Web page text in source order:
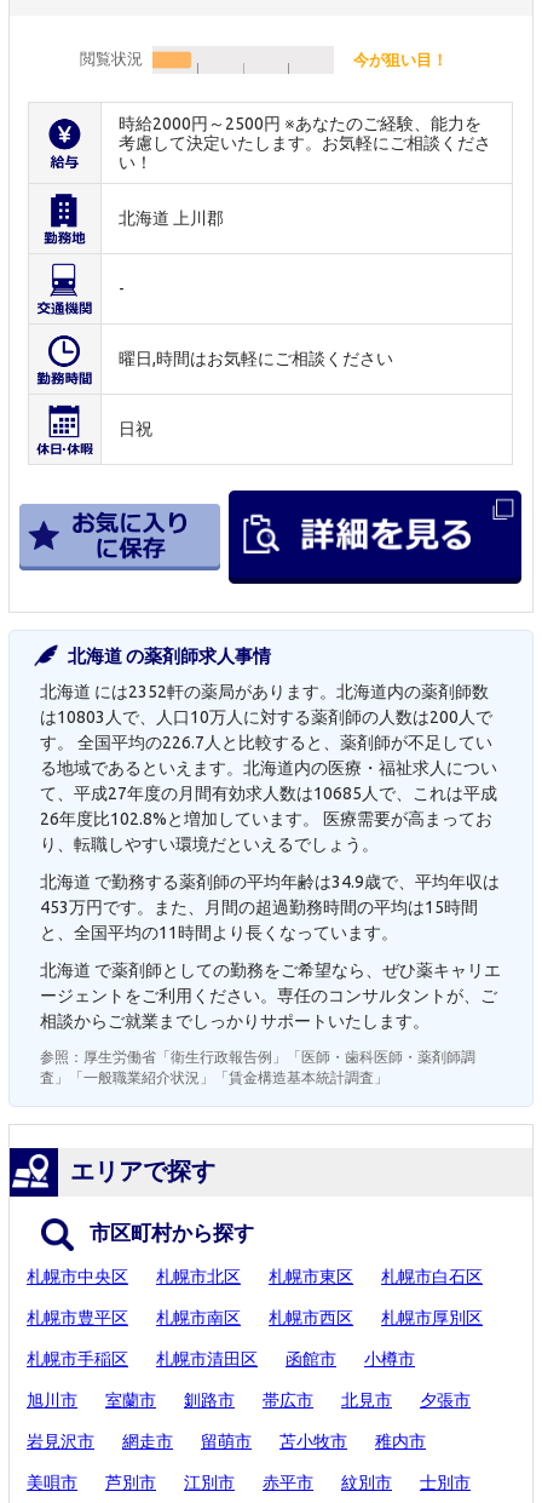
閲覧状況 今が狙い目！
時給2000円～2500円 ※あなたのご経験、能力を
考慮して決定いたします。お気軽にご相談くださ
い！
北海道 上川郡
-
曜日,時間はお気軽にご相談ください
日祝
北海道 の薬剤師求人事情
北海道 には2352軒の薬局があります。北海道内の薬剤師数
は10803人で、人口10万人に対する薬剤師の人数は200人で
す。 全国平均の226.7人と比較すると、薬剤師が不足してい
る地域であるといえます。北海道内の医療・福祉求人につい
て、平成27年度の月間有効求人数は10685人で、これは平成
26年度比102.8%と増加しています。 医療需要が高まってお
り、転職しやすい環境だといえるでしょう。
北海道 で勤務する薬剤師の平均年齢は34.9歳で、平均年収は
453万円です。また、月間の超過勤務時間の平均は15時間
と、全国平均の11時間より長くなっています。
北海道 で薬剤師としての勤務をご希望なら、ぜひ薬キャリエ
ージェントをご利用ください。専任のコンサルタントが、ご
相談からご就業までしっかりサポートいたします。
参照：厚生労働省「衛生行政報告例」「医師・歯科医師・薬剤師調
査」「一般職業紹介状況」「賃金構造基本統計調査」
エリアで探す
市区町村から探す
札幌市中央区 札幌市北区 札幌市東区 札幌市白石区
札幌市豊平区 札幌市南区 札幌市西区 札幌市厚別区
札幌市手稲区 札幌市清田区 函館市 小樽市
旭川市 室蘭市 釧路市 帯広市 北見市 夕張市
岩見沢市 網走市 留萌市 苫小牧市 稚内市
美唄市 芦別市 江別市 赤平市 紋別市 士別市